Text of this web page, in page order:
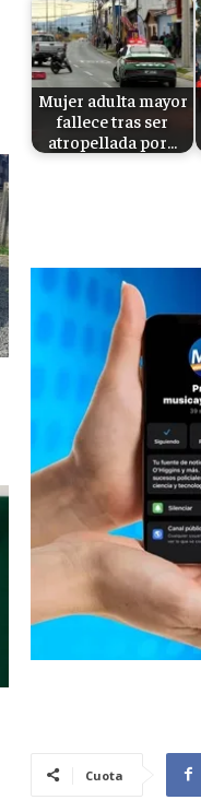
Mujer adulta mayor
fallece tras ser
atropellada por…
Cuota